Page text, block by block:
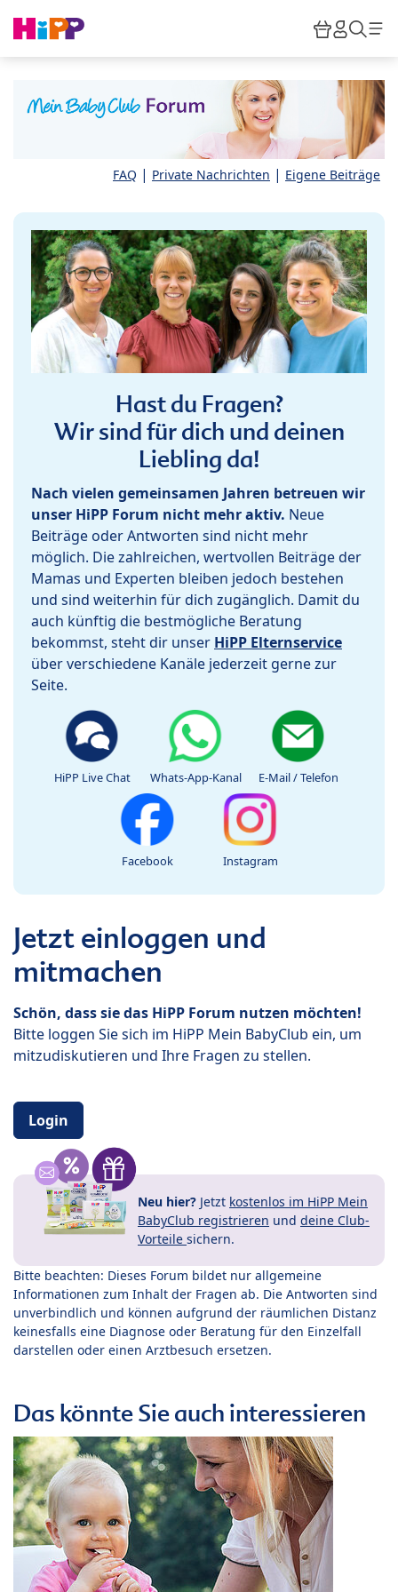
HiPP
FAQ | Private Nachrichten | Eigene Beiträge
Hast du Fragen?
Wir sind für dich und deinen
Liebling da!
Nach vielen gemeinsamen Jahren betreuen wir
unser HiPP Forum nicht mehr aktiv. Neue
Beiträge oder Antworten sind nicht mehr
möglich. Die zahlreichen, wertvollen Beiträge der
Mamas und Experten bleiben jedoch bestehen
und sind weiterhin für dich zugänglich. Damit du
auch künftig die bestmögliche Beratung
bekommst, steht dir unser HiPP Elternservice
über verschiedene Kanäle jederzeit gerne zur
Seite.
HiPP Live Chat Whats-App-Kanal E-Mail / Telefon
Facebook Instagram
Jetzt einloggen und
mitmachen
Schön, dass sie das HiPP Forum nutzen möchten!
Bitte loggen Sie sich im HiPP Mein BabyClub ein, um
mitzudiskutieren und Ihre Fragen zu stellen.
Login
Neu hier? Jetzt kostenlos im HiPP Mein
BabyClub registrieren und deine Club-
Vorteile sichern.
Bitte beachten: Dieses Forum bildet nur allgemeine
Informationen zum Inhalt der Fragen ab. Die Antworten sind
unverbindlich und können aufgrund der räumlichen Distanz
keinesfalls eine Diagnose oder Beratung für den Einzelfall
darstellen oder einen Arztbesuch ersetzen.
Das könnte Sie auch interessieren